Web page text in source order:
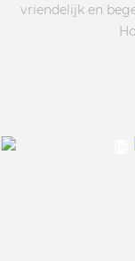
vriendelijk en